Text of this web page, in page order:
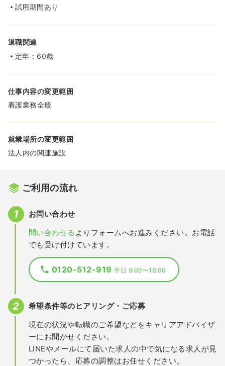
試用期間あり
退職関連
定年：60歳
仕事内容の変更範囲
看護業務全般
就業場所の変更範囲
法人内の関連施設
ご利用の流れ
お問い合わせ
問い合わせる よりフォームへお進みください。お電話
でも受け付けています。
0120-512-919平日 9:00〜18:00
希望条件等のヒアリング・ご応募
現在の状況や転職のご希望などをキャリアアドバイザ
ーにお聞かせください。
LINEやメールにて届いた求人の中で気になる求人が見
つかったら、応募の調整はお任せください。